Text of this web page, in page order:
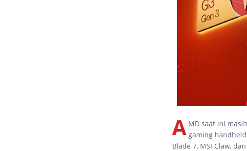
A MD saat ini
gaming handheld
Blade 7, MSI Claw,